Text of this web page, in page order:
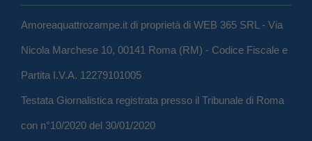
Amoreaquattrozampe.it di proprietà di WEB 365 SRL - Via
Nicola Marchese 10, 00141 Roma (RM) - Codice Fiscale e
Partita I.V.A. 12279101005
Testata Giornalistica registrata presso il Tribunale di Roma
con n°10/2020 del 30/01/2020